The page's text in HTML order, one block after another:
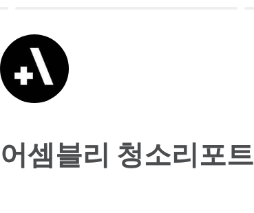
어셈블리 청소리포트